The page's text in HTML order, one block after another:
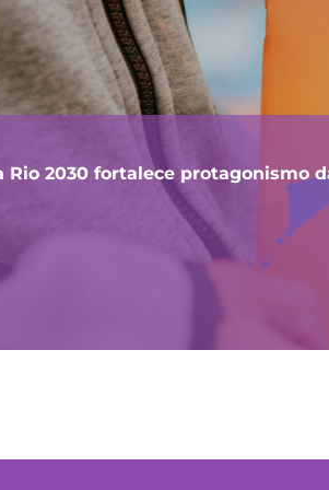
Rio 2030 fortalece protagonismo